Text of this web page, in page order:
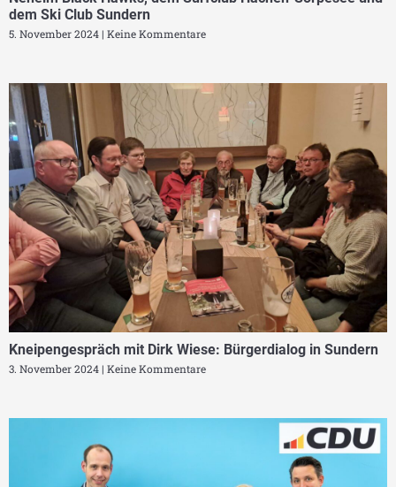
dem Ski Club Sundern
5. November 2024 Keine Kommentare
Kneipengespräch mit Dirk Wiese: Bürgerdialog in Sundern
3. November 2024 Keine Kommentare